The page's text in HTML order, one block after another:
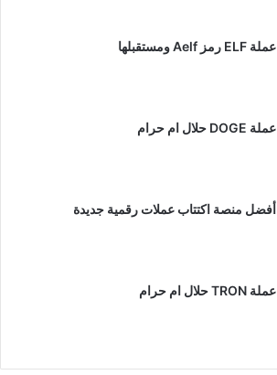
عملة ELF رمز Aelf ومستقبلها
عملة DOGE حلال ام حرام
أفضل منصة اكتتاب عملات رقمية جديدة
عملة TRON حلال ام حرام​